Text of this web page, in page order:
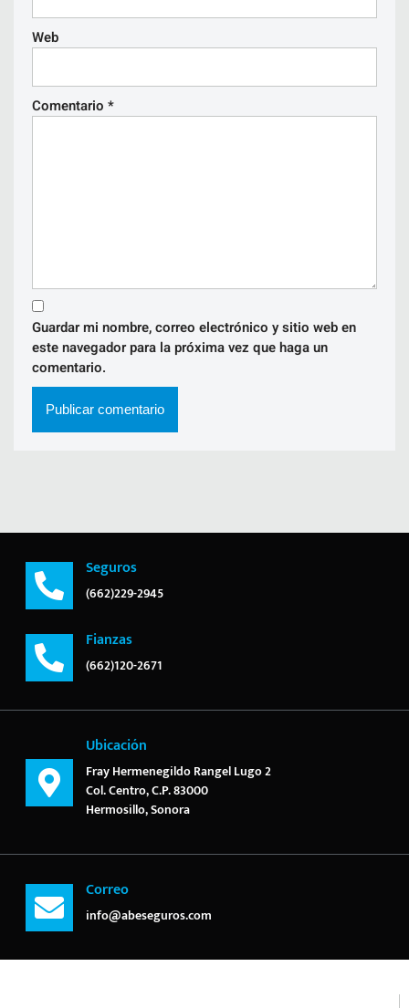
Web
Comentario *
Guardar mi nombre, correo electrónico y sitio web en
este navegador para la próxima vez que haga un
comentario.
Seguros
(662)229-2945
Fianzas
(662)120-2671
Ubicación
Fray Hermenegildo Rangel Lugo 2
Col. Centro, C.P. 83000
Hermosillo, Sonora
Correo
info@abeseguros.com